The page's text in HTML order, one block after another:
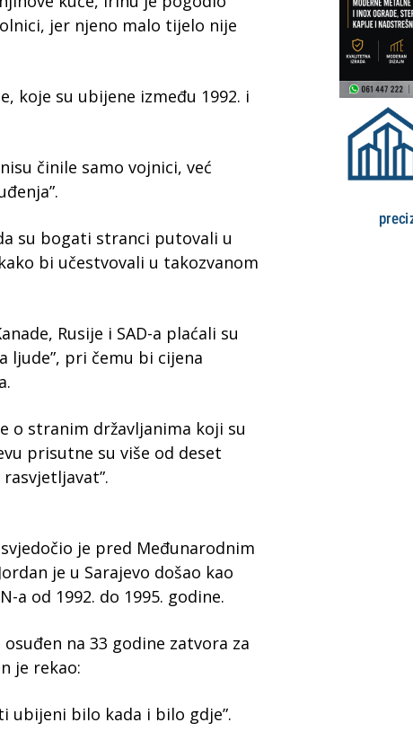
jer njeno malo tijelo nije
koje su ubijene između 1992. i
činile samo vojnici, već
su bogati stranci putovali u
bi učestvovali u takozvanom
Rusije i SAD-a plaćali su
ljude”, pri čemu bi cijena
o stranim državljanima koji su
prisutne su više od deset
je pred Međunarodnim
je u Sarajevo došao kao
od 1992. do 1995. godine.
na 33 godine zatvora za
je rekao:
ubijeni bilo kada i bilo gdje”.